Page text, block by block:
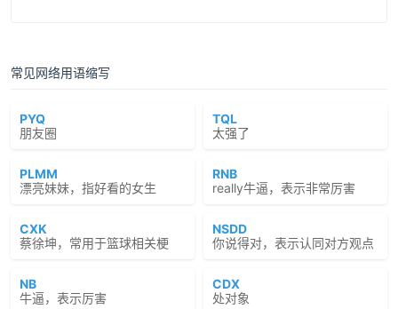
常见网络用语缩写
PYQ
朋友圈
TQL
太强了
PLMM
漂亮妹妹，指好看的女生
RNB
really牛逼，表示非常厉害
CXK
蔡徐坤，常用于篮球相关梗
NSDD
你说得对，表示认同对方观点
NB
牛逼，表示厉害
CDX
处对象